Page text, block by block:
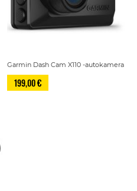
Garmin Dash Cam X110 -autokamera
199,00 €